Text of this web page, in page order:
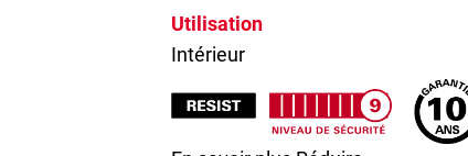
Utilisation
Intérieur